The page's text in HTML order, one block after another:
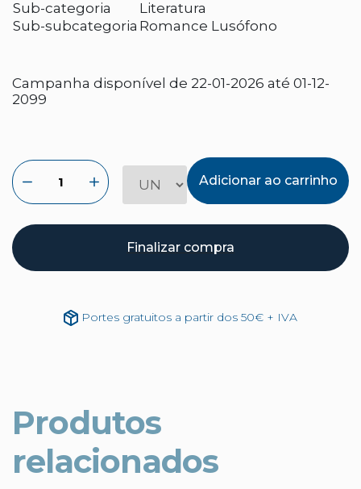
Sub-categoria
Literatura
Sub-subcategoria Romance Lusófono
Campanha disponível de 22-01-2026 até 01-12-
2099
Adicionar ao carrinho
Finalizar compra
Portes gratuitos a partir dos 50€ + IVA
Produtos
relacionados